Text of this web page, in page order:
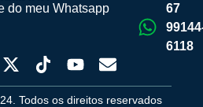
do meu Whatsapp
67
6118
Todos os direitos reservados